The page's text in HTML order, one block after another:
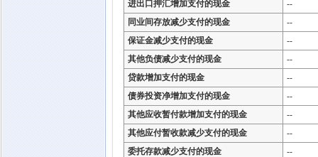
进出口押汇增加支付的现金
--
同业间存放减少支付的现金
--
保证金减少支付的现金
--
其他负债减少支付的现金
--
贷款增加支付的现金
--
债券投资净增加支付的现金
--
其他应收暂付款增加支付的现金
--
其他应付暂收款减少支付的现金
--
委托存款减少支付的现金
--